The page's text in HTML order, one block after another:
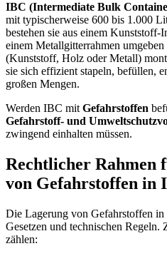
IBC (Intermediate Bulk
mit typischerweise 600 bis 1.000
bestehen sie aus einem
einem Metallgitterrahmen
(Kunststoff, Holz oder Metall)
sie sich effizient stapeln, befüllen,
großen Mengen.
Werden IBC mit Gefahrstoffen
Gefahrstoff- und
zwingend einhalten müssen.
Rechtlicher Rahmen
von Gefahrstoffen in
Die Lagerung von Gefahrstoffen
Gesetzen und technischen
zählen: